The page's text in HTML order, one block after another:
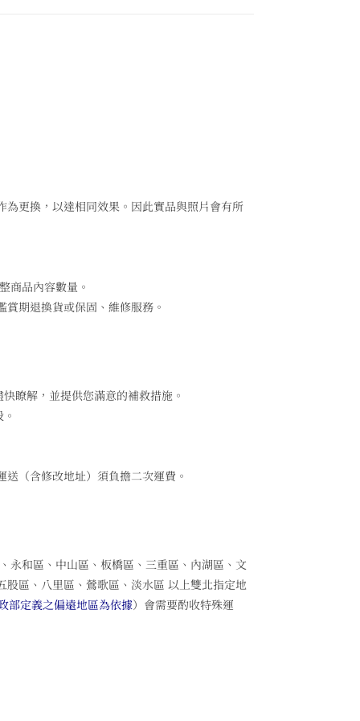
更換，以達相同效果。因此實品與照片會有所
商品內容數量。
期退換貨或保固、維修服務。
瞭解，並提供您滿意的補救措施。
（含修改地址）須負擔二次運費。
永和區、中山區、板橋區、三重區、內湖區、文
區、八里區、鶯歌區、淡水區 以上雙北指定地
部定義之偏遠地區為依據）會需要酌收特殊運